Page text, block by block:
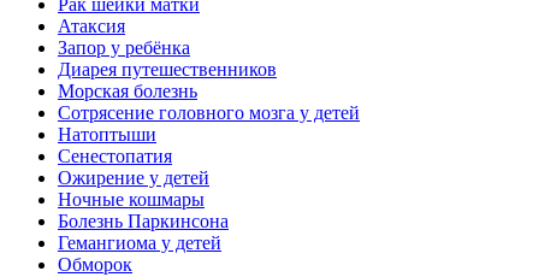
Рак шейки матки
Атаксия
Запор у ребёнка
Диарея путешественников
Морская болезнь
Сотрясение головного мозга у детей
Натоптыши
Сенестопатия
Ожирение у детей
Ночные кошмары
Болезнь Паркинсона
Гемангиома у детей
Обморок